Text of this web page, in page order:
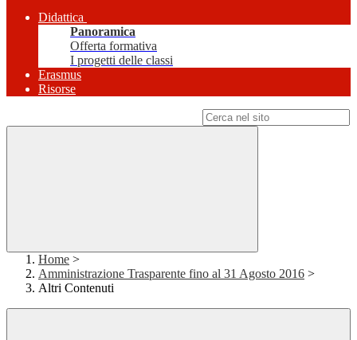
Didattica
Panoramica
Offerta formativa
I progetti delle classi
Erasmus
Risorse
Home >
Amministrazione Trasparente fino al 31 Agosto 2016 >
Altri Contenuti